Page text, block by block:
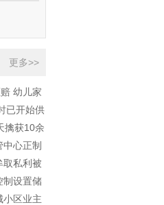
更多>>
幼儿家
已开始供
擒获10余
心正制
取私利被
制设置储
小区业主